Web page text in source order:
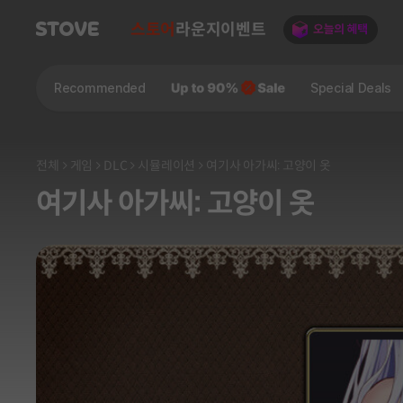
스토어 라운지 이벤트
Recommended Special Deals
전체 게임 DLC 시뮬레이션 여기사 아가씨: 고양이 옷
여기사 아가씨: 고양이 옷